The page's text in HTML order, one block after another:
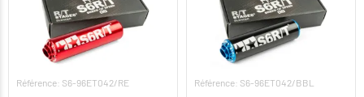
Référence: S6-96ET042/RE Référence: S6-96ET042/BBL